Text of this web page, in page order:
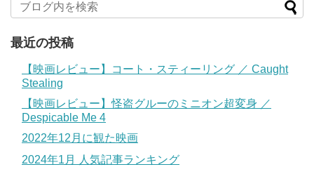
最近の投稿
【映画レビュー】コート・スティーリング ／ Caught
Stealing
【映画レビュー】怪盗グルーのミニオン超変身 ／
Despicable Me 4
2022年12月に観た映画
2024年1月 人気記事ランキング